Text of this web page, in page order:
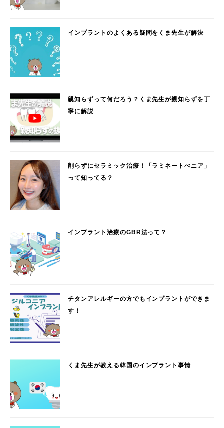
インプラントのよくある疑問をくま先生が解決
親知らずって何だろう？くま先生が親知らずを丁
寧に解説
削らずにセラミック治療！「ラミネートべニア」
って知ってる？
インプラント治療のGBR法って？
チタンアレルギーの方でもインプラントができま
す！
くま先生が教える韓国のインプラント事情